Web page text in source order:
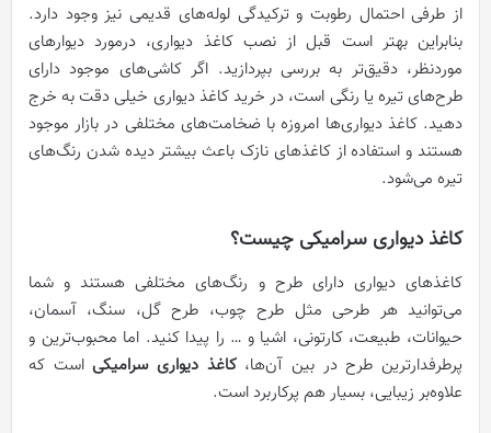
از طرفی احتمال رطوبت و ترکیدگی لوله‌های قدیمی نیز وجود دارد.
بنابراین بهتر است قبل از نصب کاغذ دیواری، درمورد دیوارهای
موردنظر، دقیق‌تر به بررسی بپردازید. اگر کاشی‌های موجود دارای
طرح‌های تیره یا رنگی است، در خرید کاغذ دیواری خیلی دقت به خرج
دهید. کاغذ دیواری‌ها امروزه با ضخامت‌های مختلفی در بازار موجود
هستند و استفاده از کاغذهای نازک باعث بیشتر دیده شدن رنگ‌های
تیره می‌شود.
کاغذ دیواری سرامیکی چیست؟
کاغذهای دیواری دارای طرح و رنگ‌های مختلفی هستند و شما
می‌توانید هر طرحی مثل طرح چوب، طرح گل، سنگ، آسمان،
حیوانات، طبیعت، کارتونی، اشیا و … را پیدا کنید. اما محبوب‌ترین و
پرطرفدارترین طرح‌ در بین آن‌ها،کاغذ دیواری سرامیکیاست که
علاوه‌بر زیبایی، بسیار هم پرکاربرد است.